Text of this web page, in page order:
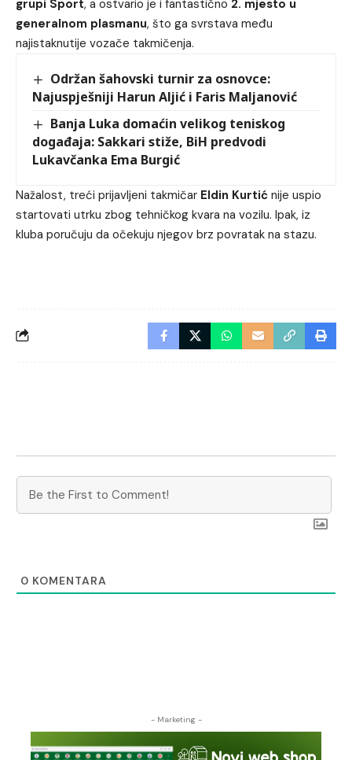
grupi Sport, a ostvario je i fantastično 2. mjesto u
generalnom plasmanu, što ga svrstava među
najistaknutije vozače takmičenja.
Održan šahovski turnir za osnovce:
Najuspješniji Harun Aljić i Faris Maljanović
Banja Luka domaćin velikog teniskog
događaja: Sakkari stiže, BiH predvodi
Lukavčanka Ema Burgić
Nažalost, treći prijavljeni takmičar Eldin Kurtić nije uspio
startovati utrku zbog tehničkog kvara na vozilu. Ipak, iz
kluba poručuju da očekuju njegov brz povratak na stazu.
0 KOMENTARA
- Marketing -